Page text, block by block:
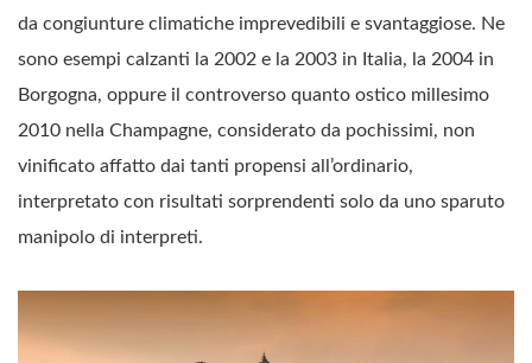
da congiunture climatiche imprevedibili e svantaggiose. Ne
sono esempi calzanti la 2002 e la 2003 in Italia, la 2004 in
Borgogna, oppure il controverso quanto ostico millesimo
2010 nella Champagne, considerato da pochissimi, non
vinificato affatto dai tanti propensi all’ordinario,
interpretato con risultati sorprendenti solo da uno sparuto
manipolo di interpreti.